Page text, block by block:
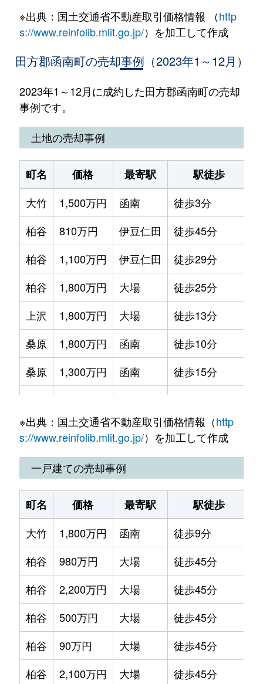
※出典：国土交通省不動産取引価格情報 （http
s://www.reinfolib.mlit.go.jp/）を加工して作成
田方郡函南町の売却事例（2023年1～12月）
2023年1～12月に成約した田方郡函南町の売却
事例です。
土地の売却事例
町名 価格 最寄駅 駅徒歩
大竹
1,500万円 函南 徒歩3分
柏谷
810万円 伊豆仁田 徒歩45分
柏谷
1,100万円 伊豆仁田 徒歩29分
柏谷
1,800万円 大場 徒歩25分
上沢
1,800万円 大場 徒歩13分
桑原
1,800万円 函南 徒歩10分
桑原
1,300万円 函南 徒歩15分
畑
100万円 函南 徒歩1時間15分
畑
100万円 函南 徒歩1時間15分
畑
600万円 函南 徒歩1時間15分
畑
40万円 函南 徒歩1時間15分
畑毛
1,800万円 大場 徒歩45分
平井
120万円 函南 徒歩19分
平井
110万円 函南 徒歩45分
平井
110万円 函南 徒歩45分
平井
550万円 函南 徒歩1時間15分
※出典：国土交通省不動産取引価格情報（http
s://www.reinfolib.mlit.go.jp/）を加工して作成
一戸建ての売却事例
町名 価格 最寄駅 駅徒歩
大竹
1,800万円 函南 徒歩9分
柏谷
980万円 大場 徒歩45分
柏谷
2,200万円 大場 徒歩45分
柏谷
500万円 大場 徒歩45分
柏谷
90万円 大場 徒歩45分
柏谷
2,100万円 大場 徒歩45分